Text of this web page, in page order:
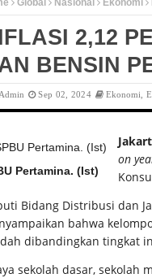
2,12
BENSIN
Admin Sep 02, 2024 Ekonomi
Pertamina. (Ist)
on
Bidang Distribusi dan
bahwa
dibandingkan tingkat
sekolah dasar,